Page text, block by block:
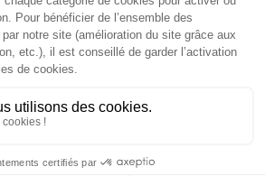
SUIVEZ-NOUS